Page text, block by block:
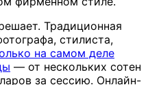
Традиционная
стилиста,
на самом деле
— от нескольких сотен
за сессию. Онлайн-